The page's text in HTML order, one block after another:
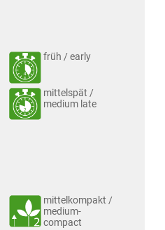
früh / early
mittelspät /
medium late
mittelkompakt /
medium-
compact